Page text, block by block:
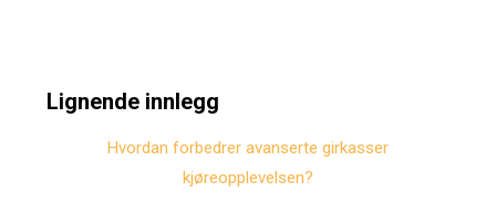
Lignende innlegg
Hvordan forbedrer avanserte girkasser
kjøreopplevelsen?